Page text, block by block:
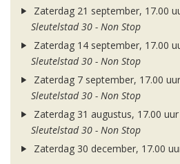
Zaterdag 21 september, 17.00
Sleutelstad 30 - Non Stop
Zaterdag 14 september, 17.00
Sleutelstad 30 - Non Stop
Zaterdag 7 september, 17.00 uur
Sleutelstad 30 - Non Stop
Zaterdag 31 augustus, 17.00 uur
Sleutelstad 30 - Non Stop
Zaterdag 30 december, 17.00